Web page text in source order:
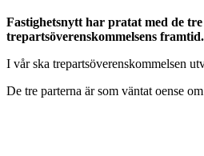
Fastighetsnytt har pratat med de
trepartsöverenskommelsens framtid.
I vår ska trepartsöverenskommelsen
De tre parterna är som väntat oense